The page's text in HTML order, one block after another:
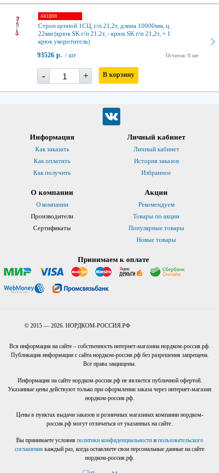
АКЦИЯ
Строп цепной 1СЦ, г/п 21,2т, длина 10000мм, ц.
22мм (крюк SK г/п 21,2т, - крюк SK г/п 21,2т, + 1
крюк укоротитель)
Остаток: 0 шт
93526 р. / шт
- + В корзину
Информация
Как заказать
Как оплатить
Как получить
Личный кабинет
Личный кабинет
История заказов
Избранное
О компании
О компании
Производители
Сертификаты
Акции
Рекомендуем
Товары по акции
Популярные товары
Новые товары
Принимаем к оплате
© 2015 — 2026. НОРДКОМ-РОССИЯ.РФ
Вся информация на сайте – собственность интернет-магазина нордком-россия.рф.
Публикация информации с сайта нордком-россия.рф без разрешения запрещена.
Все права защищены.
Информация на сайте нордком-россия.рф не является публичной офертой.
Указанные цены действуют только при оформлении заказа через интернет-магазин
нордком-россия.рф.
Цены в пунктах выдачи заказов и розничных магазинах компании нордком-
россия.рф могут отличаться от указанных на сайте.
Вы принимаете условия политики конфиденциальностии пользовательского
соглашения каждый раз, когда оставляете свои персональные данные на сайте
нордком-россия.рф.